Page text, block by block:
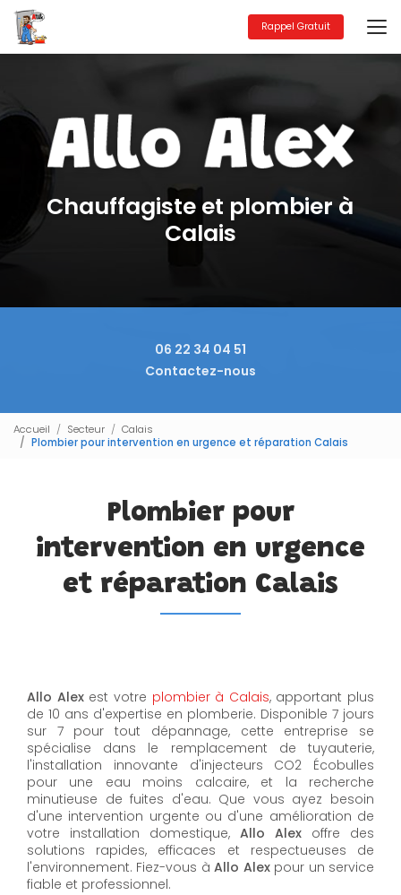
Aller
au
contenu
principal
Rappel Gratuit
Chauffagiste et plombier à
Calais
06 22 34 04 51
Contactez-nous
Accueil Secteur
Calais
Plombier pour intervention en urgence et réparation Calais
Plombier pour
intervention en urgence
et réparation Calais
Allo Alexest votre plombier à Calais, apportant plus
de 10 ans d'expertise en plomberie. Disponible 7 jours
sur 7 pour tout dépannage, cette entreprise se
spécialise dans le remplacement de tuyauterie,
l'installation innovante d'injecteurs CO2 Écobulles
pour une eau moins calcaire, et la recherche
minutieuse de fuites d'eau. Que vous ayez besoin
d'une intervention urgente ou d'une amélioration de
votre installation domestique, Allo Alex offre des
solutions rapides, efficaces et respectueuses de
l'environnement. Fiez-vous àAllo Alexpour un service
fiable et professionnel.